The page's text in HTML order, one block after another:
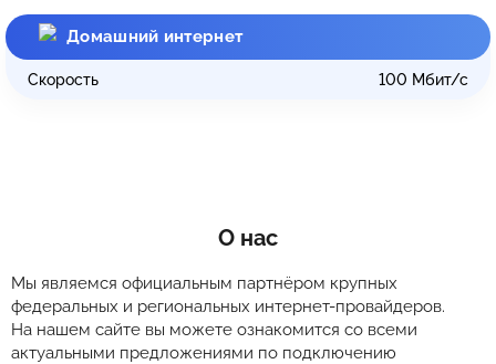
Домашний интернет
Скорость 100 Мбит/с
О нас
Мы являемся официальным партнёром крупных
федеральных и региональных интернет-провайдеров.
На нашем сайте вы можете ознакомится со всеми
актуальными предложениями по подключению